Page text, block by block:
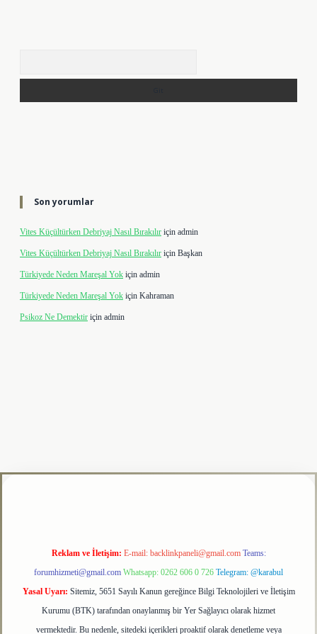
Son yorumlar
Vites Küçültürken Debriyaj Nasıl Bırakılır için admin
Vites Küçültürken Debriyaj Nasıl Bırakılır için Başkan
Türkiyede Neden Mareşal Yok için admin
Türkiyede Neden Mareşal Yok için Kahraman
Psikoz Ne Demektir için admin
Reklam ve İletişim: E-mail: backlinkpaneli@gmail.com Teams:
forumhizmeti@gmail.com Whatsapp: 0262 606 0 726 Telegram: @karabul
Yasal Uyarı: Sitemiz, 5651 Sayılı Kanun gereğince Bilgi Teknolojileri ve İletişim
Kurumu (BTK) tarafından onaylanmış bir Yer Sağlayıcı olarak hizmet
vermektedir. Bu nedenle, sitedeki içerikleri proaktif olarak denetleme veya